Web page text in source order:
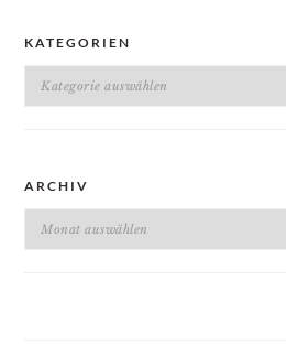
KATEGORIEN
Kategorien
ARCHIV
Archiv